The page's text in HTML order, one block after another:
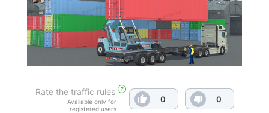
Rate the traffic rules ?
Available only for
registered users
0 0